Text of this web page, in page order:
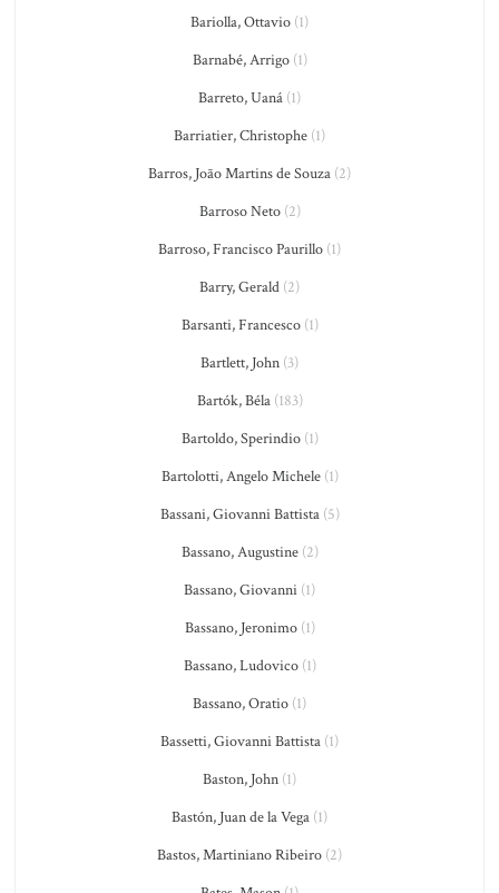
Bariolla, Ottavio (1)
Barnabé, Arrigo(1)
Barreto, Uaná (1)
Barriatier, Christophe (1)
Barros, João Martins de Souza (2)
Barroso Neto(2)
Barroso, Francisco Paurillo (1)
Barry, Gerald (2)
Barsanti, Francesco(1)
Bartlett, John (3)
Bartók, Béla(183)
Bartoldo, Sperindio(1)
Bartolotti, Angelo Michele(1)
Bassani, Giovanni Battista(5)
Bassano, Augustine(2)
Bassano, Giovanni (1)
Bassano, Jeronimo(1)
Bassano, Ludovico(1)
Bassano, Oratio (1)
Bassetti, Giovanni Battista (1)
Baston, John (1)
Bastón, Juan de la Vega (1)
Bastos, Martiniano Ribeiro (2)